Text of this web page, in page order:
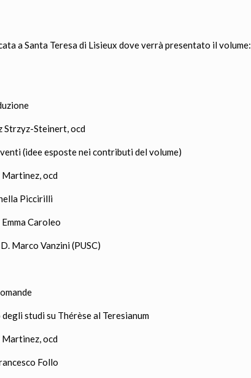
a Santa Teresa di Lisieux dove verrà presentato il volume:
Strzyz-Steinert, ocd
(idee esposte nei contributi del volume)
Martinez, ocd
Piccirilli
Caroleo
Marco Vanzini (PUSC)
studi su Thérèse al Teresianum
Martinez, ocd
Follo